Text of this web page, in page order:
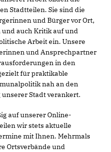
Stadtteilen. Sie sind die
und Bürger vor Ort,
auch Kritik auf und
Arbeit ein. Unsere
und Ansprechpartner
in den
für praktikable
nah an den
Stadt verankert.
auf unserer Online-
wir stets aktuelle
mit Ihnen. Mehrmals
Ortsverbände und